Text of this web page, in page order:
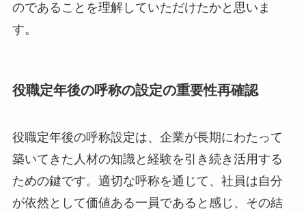
のであることを理解していただけたかと思いま
す。
役職定年後の呼称の設定の重要性再確認
役職定年後の呼称設定は、企業が長期にわたって
築いてきた人材の知識と経験を引き続き活用する
ための鍵です。適切な呼称を通じて、社員は自分
が依然として価値ある一員であると感じ、その結